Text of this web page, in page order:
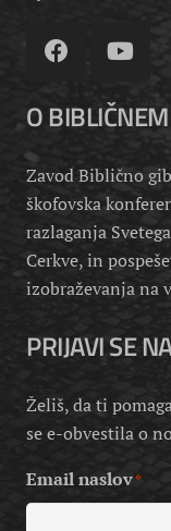
O
Zavod Biblično
škofovska
razlaganja
Cerkve, in
izobraževanja na
PRIJAVI SE
Želiš, da ti
se e-obvestila o
Email naslov*